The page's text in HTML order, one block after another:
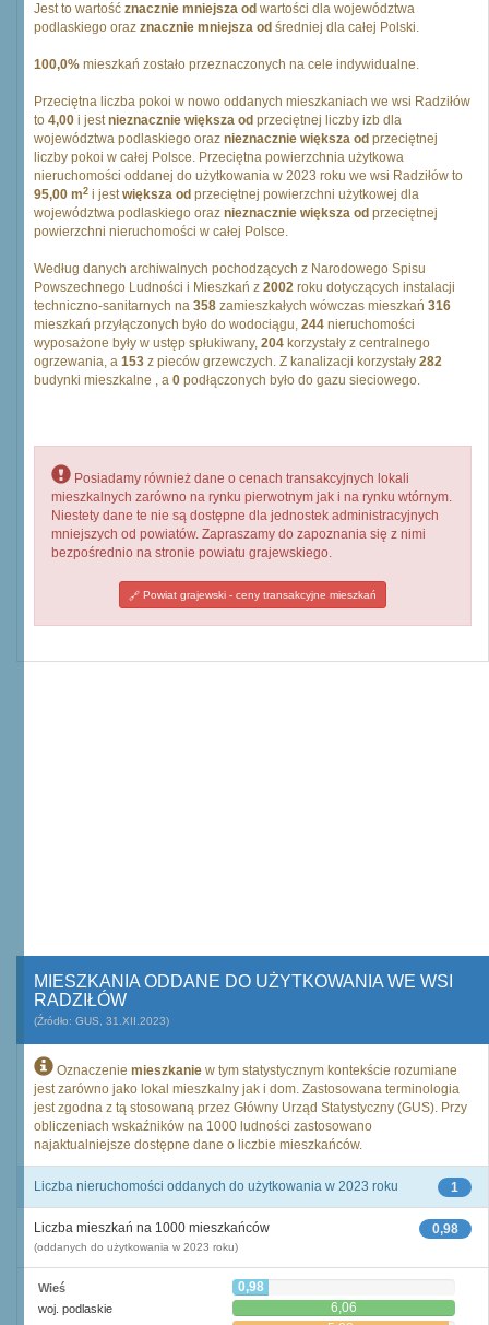
Jest to wartość znacznie mniejsza od wartości dla województwa
podlaskiego oraz znacznie mniejsza od średniej dla całej Polski.
100,0% mieszkań zostało przeznaczonych na cele indywidualne.
Przeciętna liczba pokoi w nowo oddanych mieszkaniach we wsi Radziłów
to 4,00 i jestnieznacznie większa od przeciętnej liczby izb dla
województwa podlaskiego oraz nieznacznie większa od przeciętnej
liczby pokoi w całej Polsce. Przeciętna powierzchnia użytkowa
nieruchomości oddanej do użytkowania w 2023 roku we wsi Radziłów to
95,00 m2 i jestwiększa od przeciętnej powierzchni użytkowej dla
województwa podlaskiego oraz nieznacznie większa od przeciętnej
powierzchni nieruchomości w całej Polsce.
Według danych archiwalnych pochodzących z Narodowego Spisu
Powszechnego Ludności i Mieszkań z 2002 roku dotyczących instalacji
techniczno-sanitarnych na 358 zamieszkałych wówczas mieszkań 316
mieszkań przyłączonych było do wodociągu, 244 nieruchomości
wyposażone były w ustęp spłukiwany, 204 korzystały z centralnego
ogrzewania, a 153 z pieców grzewczych. Z kanalizacji korzystały 282
budynki mieszkalne , a 0 podłączonych było do gazu sieciowego.
Posiadamy również dane o cenach transakcyjnych lokali
mieszkalnych zarówno na rynku pierwotnym jak i na rynku wtórnym.
Niestety dane te nie są dostępne dla jednostek administracyjnych
mniejszych od powiatów. Zapraszamy do zapoznania się z nimi
bezpośrednio na stronie powiatu grajewskiego.
Powiat grajewski - ceny transakcyjne mieszkań
MIESZKANIA ODDANE DO UŻYTKOWANIA WE WSI
RADZIŁÓW
(Źródło: GUS, 31.XII.2023)
Oznaczenie mieszkanie w tym statystycznym kontekście rozumiane
jest zarówno jako lokal mieszkalny jak i dom. Zastosowana terminologia
jest zgodna z tą stosowaną przez Główny Urząd Statystyczny (GUS). Przy
obliczeniach wskaźników na 1000 ludności zastosowano
najaktualniejsze dostępne dane o liczbie mieszkańców.
1
Liczba nieruchomości oddanych do użytkowania w 2023 roku
0,98
Liczba mieszkań na 1000 mieszkańców
(oddanych do użytkowania w 2023 roku)
Wieś 0,98
woj. podlaskie 6,06